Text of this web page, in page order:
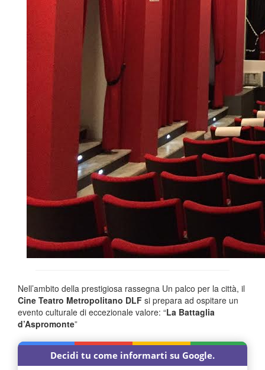
Nell’ambito della prestigiosa rassegna Un palco per la città, il
Cine Teatro Metropolitano DLF si prepara ad ospitare un
evento culturale di eccezionale valore: “La Battaglia
d’Aspromonte”
Decidi tu come informarti su Google.